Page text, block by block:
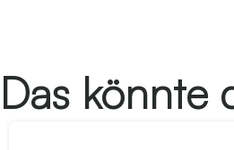
Das könnte